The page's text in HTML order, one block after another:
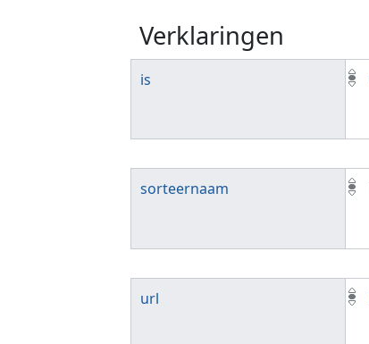
Verklaringen
is
sorteernaam
url